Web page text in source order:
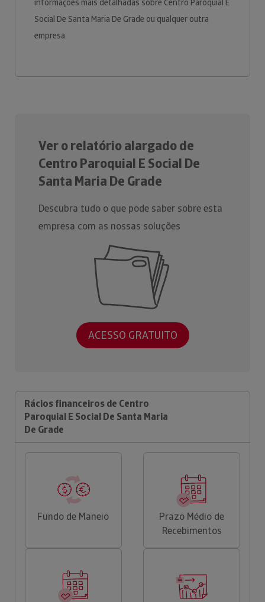
informações mais detalhadas sobre Centro Paroquial E
Social De Santa Maria De Grade ou qualquer outra
empresa.
Ver o relatório alargado de
Centro Paroquial E Social De
Santa Maria De Grade
Descubra tudo o que pode saber sobre esta
empresa com as nossas soluções
ACESSO GRATUITO
Rácios financeiros de Centro
Paroquial E Social De Santa Maria
De Grade
Fundo de Maneio
Prazo Médio de
Recebimentos